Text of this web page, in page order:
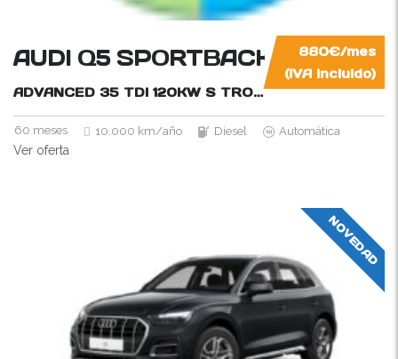
880€/mes
(IVA incluido)
AUDI Q5 SPORTBACK
ADVANCED 35 TDI 120KW S TRONIC 163CV
60 meses 10.000 km/año Diesel Automática
Ver oferta
NOVEDAD